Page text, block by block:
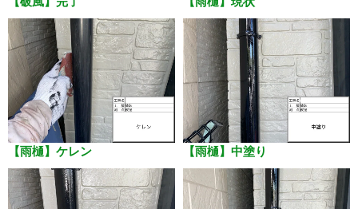
【破風】完了 【雨樋】現状
【雨樋】ケレン 【雨樋】中塗り